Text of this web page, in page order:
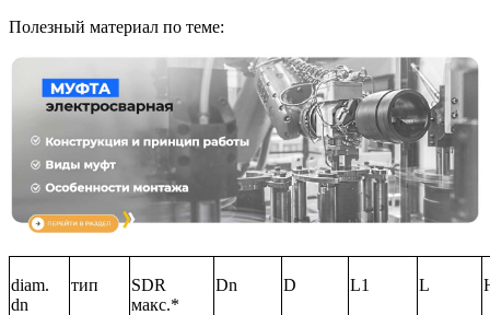
Полезный материал по теме:
diam.
dn
тип
SDR
макс.*
Dn D L1 L